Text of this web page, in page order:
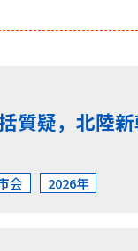
質疑，北陸
会 2026年